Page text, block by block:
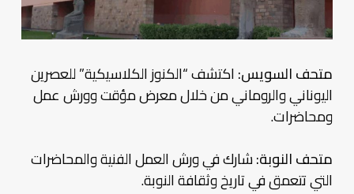
متحف السويس:اكتشف “الكنوز الكلاسيكية” للعصرين
اليوناني والروماني من خلال معرض مؤقت وورش عمل
ومحاضرات.
متحف النوبة:شارك في ورش العمل الفنية والمحاضرات
التي تتعمق في تاريخ وثقافة النوبة.